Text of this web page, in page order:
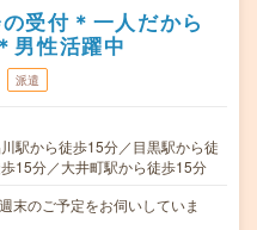
受付＊一人だから
男性活躍中
派遣
駅から徒歩15分／目黒駅から徒
15分／大井町駅から徒歩15分
末のご予定をお伺いしていま